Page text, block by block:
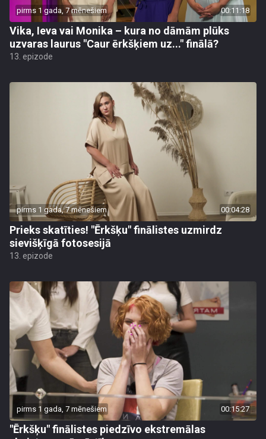
pirms 1 gada, 7 mēnešiem 00:11:18
Vika, Ieva vai Monika – kura no dāmām plūks
uzvaras laurus "Caur ērkšķiem uz..." finālā?
13. epizode
pirms 1 gada, 7 mēnešiem 00:04:28
Prieks skatīties! "Ērkšķu" finālistes uzmirdz
sievišķīgā fotosesijā
13. epizode
pirms 1 gada, 7 mēnešiem 00:15:27
"Ērkšķu" finālistes piedzīvo ekstremālas